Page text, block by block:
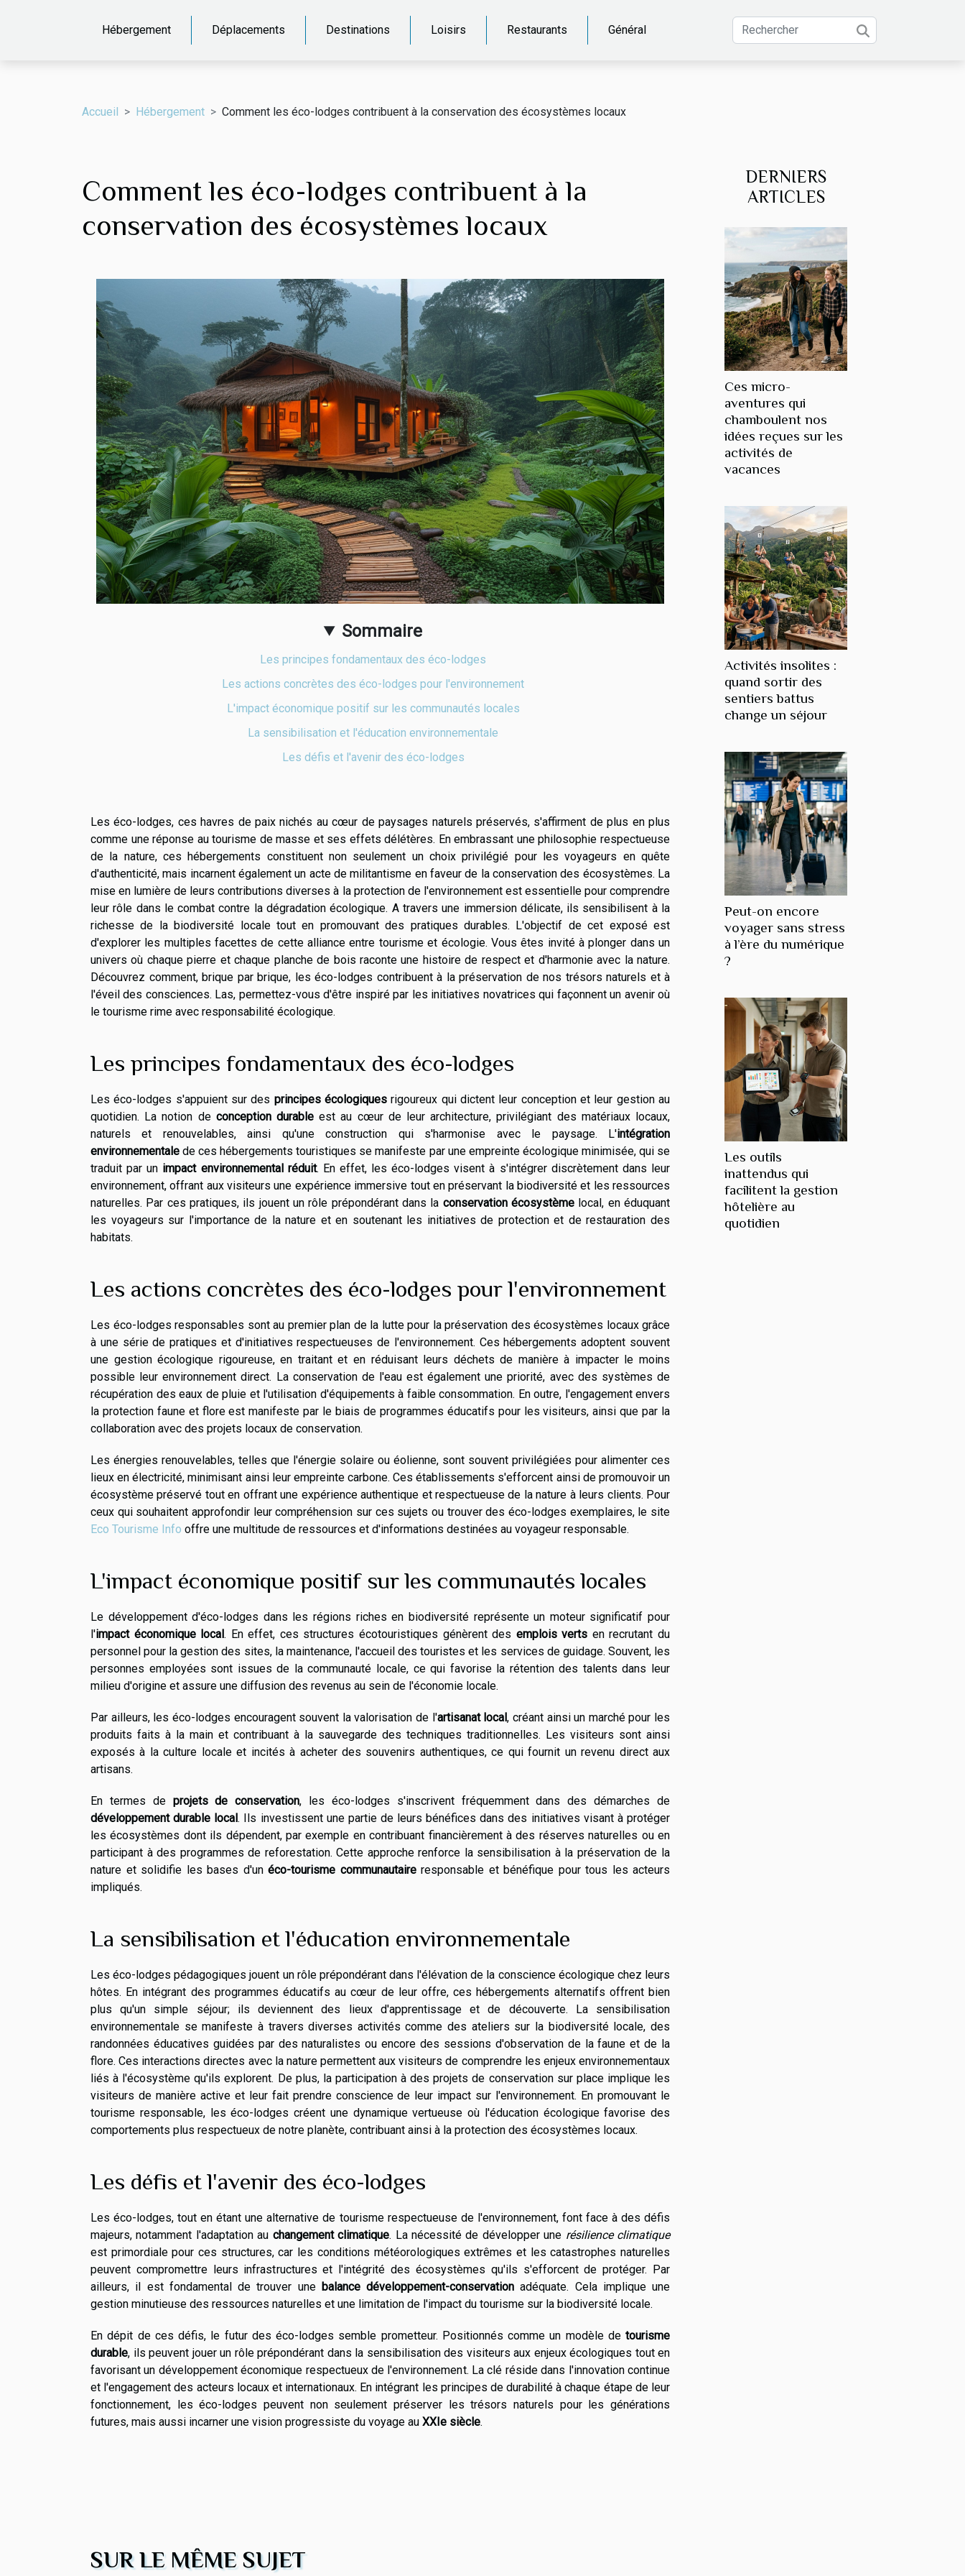
Hébergement Déplacements Destinations Loisirs Restaurants Général
Accueil Hébergement Comment les éco-lodges contribuent à la conservation des écosystèmes locaux
Comment les éco-lodges contribuent à la
conservation des écosystèmes locaux
Sommaire
Les principes fondamentaux des éco-lodges
Les actions concrètes des éco-lodges pour l'environnement
L'impact économique positif sur les communautés locales
La sensibilisation et l'éducation environnementale
Les défis et l'avenir des éco-lodges
Les éco-lodges, ces havres de paix nichés au cœur de paysages naturels préservés, s'affirment de plus en plus
comme une réponse au tourisme de masse et ses effets délétères. En embrassant une philosophie respectueuse
de la nature, ces hébergements constituent non seulement un choix privilégié pour les voyageurs en quête
d'authenticité, mais incarnent également un acte de militantisme en faveur de la conservation des écosystèmes. La
mise en lumière de leurs contributions diverses à la protection de l'environnement est essentielle pour comprendre
leur rôle dans le combat contre la dégradation écologique. A travers une immersion délicate, ils sensibilisent à la
richesse de la biodiversité locale tout en promouvant des pratiques durables. L'objectif de cet exposé est
d'explorer les multiples facettes de cette alliance entre tourisme et écologie. Vous êtes invité à plonger dans un
univers où chaque pierre et chaque planche de bois raconte une histoire de respect et d'harmonie avec la nature.
Découvrez comment, brique par brique, les éco-lodges contribuent à la préservation de nos trésors naturels et à
l'éveil des consciences. Las, permettez-vous d'être inspiré par les initiatives novatrices qui façonnent un avenir où
le tourisme rime avec responsabilité écologique.
Les principes fondamentaux des éco-lodges
Les éco-lodges s'appuient sur des principes écologiques rigoureux qui dictent leur conception et leur gestion au
quotidien. La notion de conception durable est au cœur de leur architecture, privilégiant des matériaux locaux,
naturels et renouvelables, ainsi qu'une construction qui s'harmonise avec le paysage. L'intégration
environnementale de ces hébergements touristiques se manifeste par une empreinte écologique minimisée, qui se
traduit par un impact environnemental réduit. En effet, les éco-lodges visent à s'intégrer discrètement dans leur
environnement, offrant aux visiteurs une expérience immersive tout en préservant la biodiversité et les ressources
naturelles. Par ces pratiques, ils jouent un rôle prépondérant dans la conservation écosystème local, en éduquant
les voyageurs sur l'importance de la nature et en soutenant les initiatives de protection et de restauration des
habitats.
Les actions concrètes des éco-lodges pour l'environnement
Les éco-lodges responsables sont au premier plan de la lutte pour la préservation des écosystèmes locaux grâce
à une série de pratiques et d'initiatives respectueuses de l'environnement. Ces hébergements adoptent souvent
une gestion écologique rigoureuse, en traitant et en réduisant leurs déchets de manière à impacter le moins
possible leur environnement direct. La conservation de l'eau est également une priorité, avec des systèmes de
récupération des eaux de pluie et l'utilisation d'équipements à faible consommation. En outre, l'engagement envers
la protection faune et flore est manifeste par le biais de programmes éducatifs pour les visiteurs, ainsi que par la
collaboration avec des projets locaux de conservation.
Les énergies renouvelables, telles que l'énergie solaire ou éolienne, sont souvent privilégiées pour alimenter ces
lieux en électricité, minimisant ainsi leur empreinte carbone. Ces établissements s'efforcent ainsi de promouvoir un
écosystème préservé tout en offrant une expérience authentique et respectueuse de la nature à leurs clients. Pour
ceux qui souhaitent approfondir leur compréhension sur ces sujets ou trouver des éco-lodges exemplaires, le site
Eco Tourisme Info offre une multitude de ressources et d'informations destinées au voyageur responsable.
L'impact économique positif sur les communautés locales
Le développement d'éco-lodges dans les régions riches en biodiversité représente un moteur significatif pour
l'impact économique local. En effet, ces structures écotouristiques génèrent des emplois verts en recrutant du
personnel pour la gestion des sites, la maintenance, l'accueil des touristes et les services de guidage. Souvent, les
personnes employées sont issues de la communauté locale, ce qui favorise la rétention des talents dans leur
milieu d'origine et assure une diffusion des revenus au sein de l'économie locale.
Par ailleurs, les éco-lodges encouragent souvent la valorisation de l'artisanat local, créant ainsi un marché pour les
produits faits à la main et contribuant à la sauvegarde des techniques traditionnelles. Les visiteurs sont ainsi
exposés à la culture locale et incités à acheter des souvenirs authentiques, ce qui fournit un revenu direct aux
artisans.
En termes de projets de conservation, les éco-lodges s'inscrivent fréquemment dans des démarches de
développement durable local. Ils investissent une partie de leurs bénéfices dans des initiatives visant à protéger
les écosystèmes dont ils dépendent, par exemple en contribuant financièrement à des réserves naturelles ou en
participant à des programmes de reforestation. Cette approche renforce la sensibilisation à la préservation de la
nature et solidifie les bases d'un éco-tourisme communautaireresponsable et bénéfique pour tous les acteurs
impliqués.
La sensibilisation et l'éducation environnementale
Les éco-lodges pédagogiques jouent un rôle prépondérant dans l'élévation de la conscience écologique chez leurs
hôtes. En intégrant des programmes éducatifs au cœur de leur offre, ces hébergements alternatifs offrent bien
plus qu'un simple séjour; ils deviennent des lieux d'apprentissage et de découverte. La sensibilisation
environnementale se manifeste à travers diverses activités comme des ateliers sur la biodiversité locale, des
randonnées éducatives guidées par des naturalistes ou encore des sessions d'observation de la faune et de la
flore. Ces interactions directes avec la nature permettent aux visiteurs de comprendre les enjeux environnementaux
liés à l'écosystème qu'ils explorent. De plus, la participation à des projets de conservation sur place implique les
visiteurs de manière active et leur fait prendre conscience de leur impact sur l'environnement. En promouvant le
tourisme responsable, les éco-lodges créent une dynamique vertueuse où l'éducation écologique favorise des
comportements plus respectueux de notre planète, contribuant ainsi à la protection des écosystèmes locaux.
Les défis et l'avenir des éco-lodges
Les éco-lodges, tout en étant une alternative de tourisme respectueuse de l'environnement, font face à des défis
majeurs, notamment l'adaptation au changement climatique. La nécessité de développer une résilience climatique
est primordiale pour ces structures, car les conditions météorologiques extrêmes et les catastrophes naturelles
peuvent compromettre leurs infrastructures et l'intégrité des écosystèmes qu'ils s'efforcent de protéger. Par
ailleurs, il est fondamental de trouver une balance développement-conservation adéquate. Cela implique une
gestion minutieuse des ressources naturelles et une limitation de l'impact du tourisme sur la biodiversité locale.
En dépit de ces défis, le futur des éco-lodges semble prometteur. Positionnés comme un modèle de tourisme
durable, ils peuvent jouer un rôle prépondérant dans la sensibilisation des visiteurs aux enjeux écologiques tout en
favorisant un développement économique respectueux de l'environnement. La clé réside dans l'innovation continue
et l'engagement des acteurs locaux et internationaux. En intégrant les principes de durabilité à chaque étape de leur
fonctionnement, les éco-lodges peuvent non seulement préserver les trésors naturels pour les générations
futures, mais aussi incarner une vision progressiste du voyage au XXIe siècle.
DERNIERS
ARTICLES
Ces micro-
aventures qui
chamboulent nos
idées reçues sur les
activités de
vacances
Activités insolites :
quand sortir des
sentiers battus
change un séjour
Peut-on encore
voyager sans stress
à l’ère du numérique
?
Les outils
inattendus qui
facilitent la gestion
hôtelière au
quotidien
SUR LE MÊME SUJET